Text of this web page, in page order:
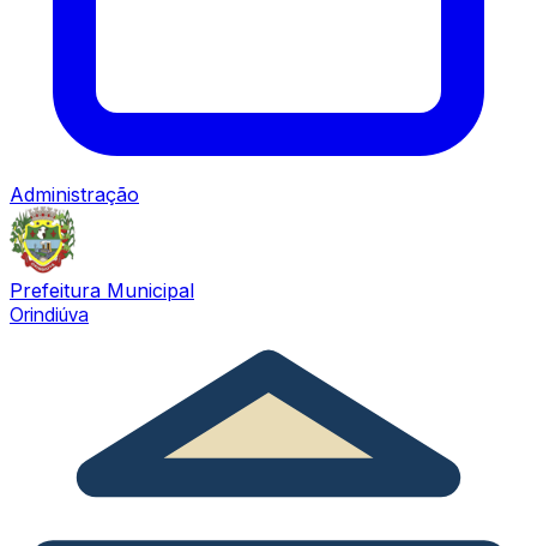
Administração
Prefeitura Municipal
Orindiúva